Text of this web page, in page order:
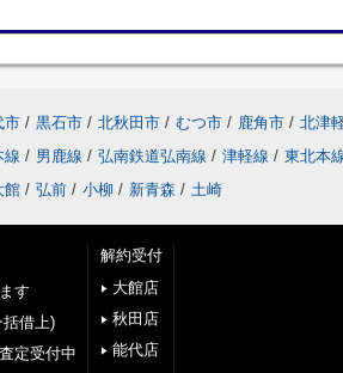
市 / 黒石市 / 北秋田市 / むつ市 / 鹿角市 / 北津
線 / 男鹿線 / 弘南鉄道弘南線 / 津軽線 / 東北本
館 / 弘前 / 小柳 / 新青森 / 土崎
す
借上)
定受付中
解約受付
大館店
秋田店
能代店